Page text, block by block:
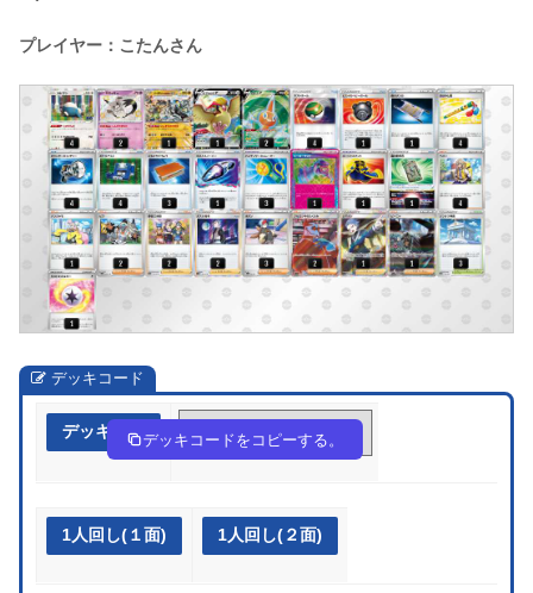
プレイヤー：こたんさん
デッキコード
デッキ作成 My3yp3-OyKbxe-pXSMMS
デッキコードをコピーする。
1人回し(１面) 1人回し(２面)